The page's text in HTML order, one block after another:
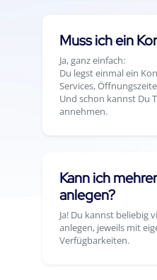
Muss ich ein
Ja, ganz einfach:
Du legst einmal ein
Services,
Und schon kannst Du
annehmen.
Kann ich
anlegen?
Ja! Du kannst beliebig
anlegen, jeweils mit
Verfügbarkeiten.